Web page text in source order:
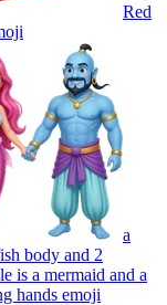
Red
a
body and 2
is a mermaid and a
hands emoji